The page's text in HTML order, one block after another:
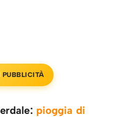
pioggia di